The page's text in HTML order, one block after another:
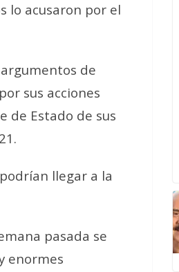
lo acusaron por el
de
sus acciones
de Estado de sus
llegar a la
pasada se
enormes